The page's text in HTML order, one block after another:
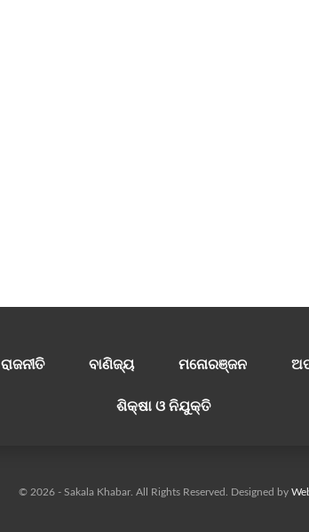
ରାଜନୀତି ବାଣିଜ୍ୟ ମନୋରଞ୍ଜନ
ଶିକ୍ଷା ଓ ନିଯୁକ୍ତି
© 2026 - Sakala Khabar. All Rights Reserved. Designed by